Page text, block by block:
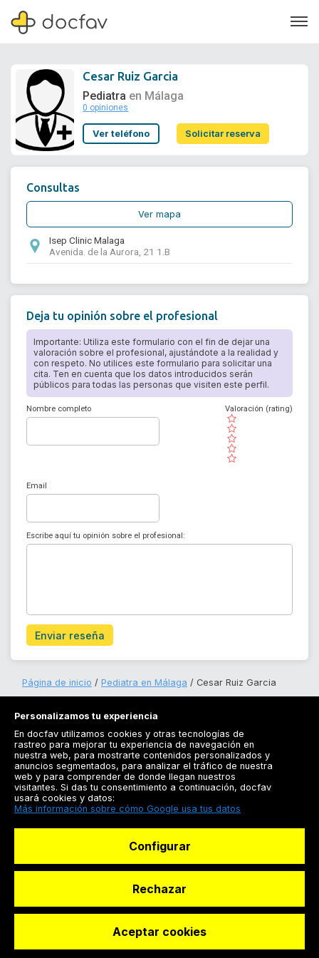
Soporte
Cesar Ruiz Garcia
Pediatra en Málaga
0 opiniones
Ver teléfono Solicitar reserva
Solicitar reserva
Consultas
Ver mapa
Isep Clinic Malaga
Avenida. de la Aurora, 21 1.B
Deja tu opinión sobre el profesional
Importante: Utiliza este formulario con el fin de dejar una
valoración sobre el profesional, ajustándote a la realidad y
con respeto. No utilices este formulario para solicitar una
cita. Ten en cuenta que los datos introducidos serán
públicos para todas las personas que visiten este perfil.
Nombre completo
( )
( )
( )
( )
( )
Valoración (rating)
Email
Escribe aquí tu opinión sobre el profesional:
Enviar reseña
Página de inicio Pediatra en Málaga Cesar Ruiz Garcia
Registrarse
Docfav
© Dashboard Technologies S.L
Personalizamos tu experiencia
En docfav utilizamos cookies y otras tecnologías de
rastreo para mejorar tu experiencia de navegación en
nuestra web, para mostrarte contenidos personalizados y
anuncios segmentados, para analizar el tráfico de nuestra
web y para comprender de donde llegan nuestros
visitantes. Si das tu consentimiento a continuación, docfav
usará cookies y datos:
Más información sobre cómo Google usa tus datos
Configurar
Rechazar
Aceptar cookies